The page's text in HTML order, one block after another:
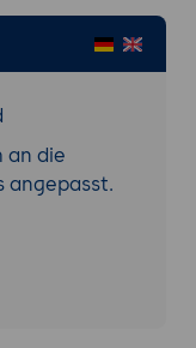
an die
angepasst.